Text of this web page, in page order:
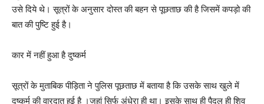
उसे दिये थे। सूत्रों के अनुसार दोस्त की बहन से पूछताछ की है जिसमें कपड़ो की
बात की पुष्टि हुई है।
कार में नहीं हुआ है दुष्कर्म
सूत्रों के मुताबिक पीड़िता ने पुलिस पूछताछ में बताया है कि उसके साथ खुले में
दुष्कर्म की वारदात हुई है ।जहां सिर्फ अंधेरा ही था। इसके साथ ही पैदल ही शिव